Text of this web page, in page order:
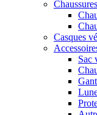
Casques
Sac